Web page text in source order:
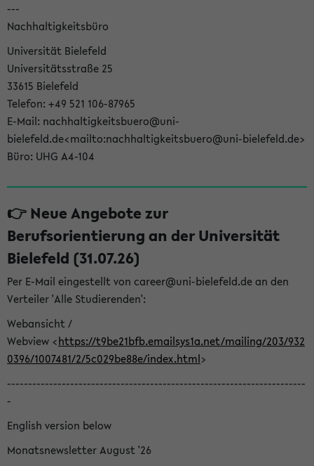
---
Nachhaltigkeitsbüro
Universität Bielefeld
Universitätsstraße 25
33615 Bielefeld
Telefon: +49 521 106-87965
E-Mail: nachhaltigkeitsbuero@uni-
bielefeld.de<mailto:nachhaltigkeitsbuero@uni-bielefeld.de>
Büro: UHG A4-104
👉 Neue Angebote zur
Berufsorientierung an der Universität
Bielefeld (31.07.26)
Per E-Mail eingestellt von career@uni-bielefeld.de an den
Verteiler 'Alle Studierenden':
Webansicht /
Webview <https://t9be21bfb.emailsys1a.net/mailing/203/932
0396/1007481/2/5c029be88e/index.html>
-----------------------------------------------------------------------
-
English version below
Monatsnewsletter August '26